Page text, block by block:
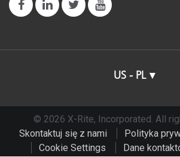
US - PL
© 2026 X-Rite, Incorporated. All
Skontaktuj się z nami
Polityka
Cookie Settings
Dane